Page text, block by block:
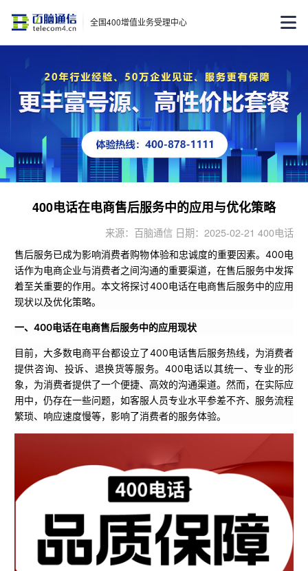
全国400增值业务受理中心
400电话在电商售后服务中的应用与优化策略
来源：百脑通信 日期：2025-02-21 400电话
售后服务已成为影响消费者购物体验和忠诚度的重要因素。400电
话作为电商企业与消费者之间沟通的重要渠道，在售后服务中发挥
着至关重要的作用。本文将探讨400电话在电商售后服务中的应用
现状以及优化策略。
一、400电话在电商售后服务中的应用现状
目前，大多数电商平台都设立了400电话售后服务热线，为消费者
提供咨询、投诉、退换货等服务。400电话以其统一、专业的形
象，为消费者提供了一个便捷、高效的沟通渠道。然而，在实际应
用中，仍存在一些问题，如客服人员专业水平参差不齐、服务流程
繁琐、响应速度慢等，影响了消费者的服务体验。